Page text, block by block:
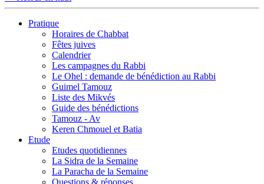
Pratique
Horaires de Chabbat
Fêtes juives
Calendrier
Les campagnes du Rabbi
Le Ohel : demande de bénédiction au Rabbi
Guimel Tamouz
Liste des Mikvés
Guide des bénédictions
Tamouz - Av
Keren Chmouel et Batia
Etude
Etudes quotidiennes
La Sidra de la Semaine
La Paracha de la Semaine